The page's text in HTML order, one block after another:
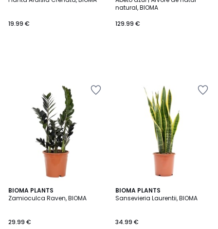
19.99 €
natural, BIOMA
129.99 €
BIOMA PLANTS
Zamioculca Raven, BIOMA
29.99 €
BIOMA PLANTS
Sansevieria Laurentii, BIOMA
34.99 €